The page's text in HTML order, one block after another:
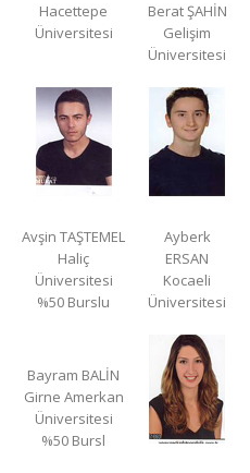
Hacettepe
Üniversitesi
Berat ŞAHİN
Gelişim
Üniversitesi
Avşin TAŞTEMEL
Haliç
Üniversitesi
%50 Burslu
Ayberk
ERSAN
Kocaeli
Üniversitesi
Bayram BALİN
Girne Amerkan
Üniversitesi
%50 Bursl